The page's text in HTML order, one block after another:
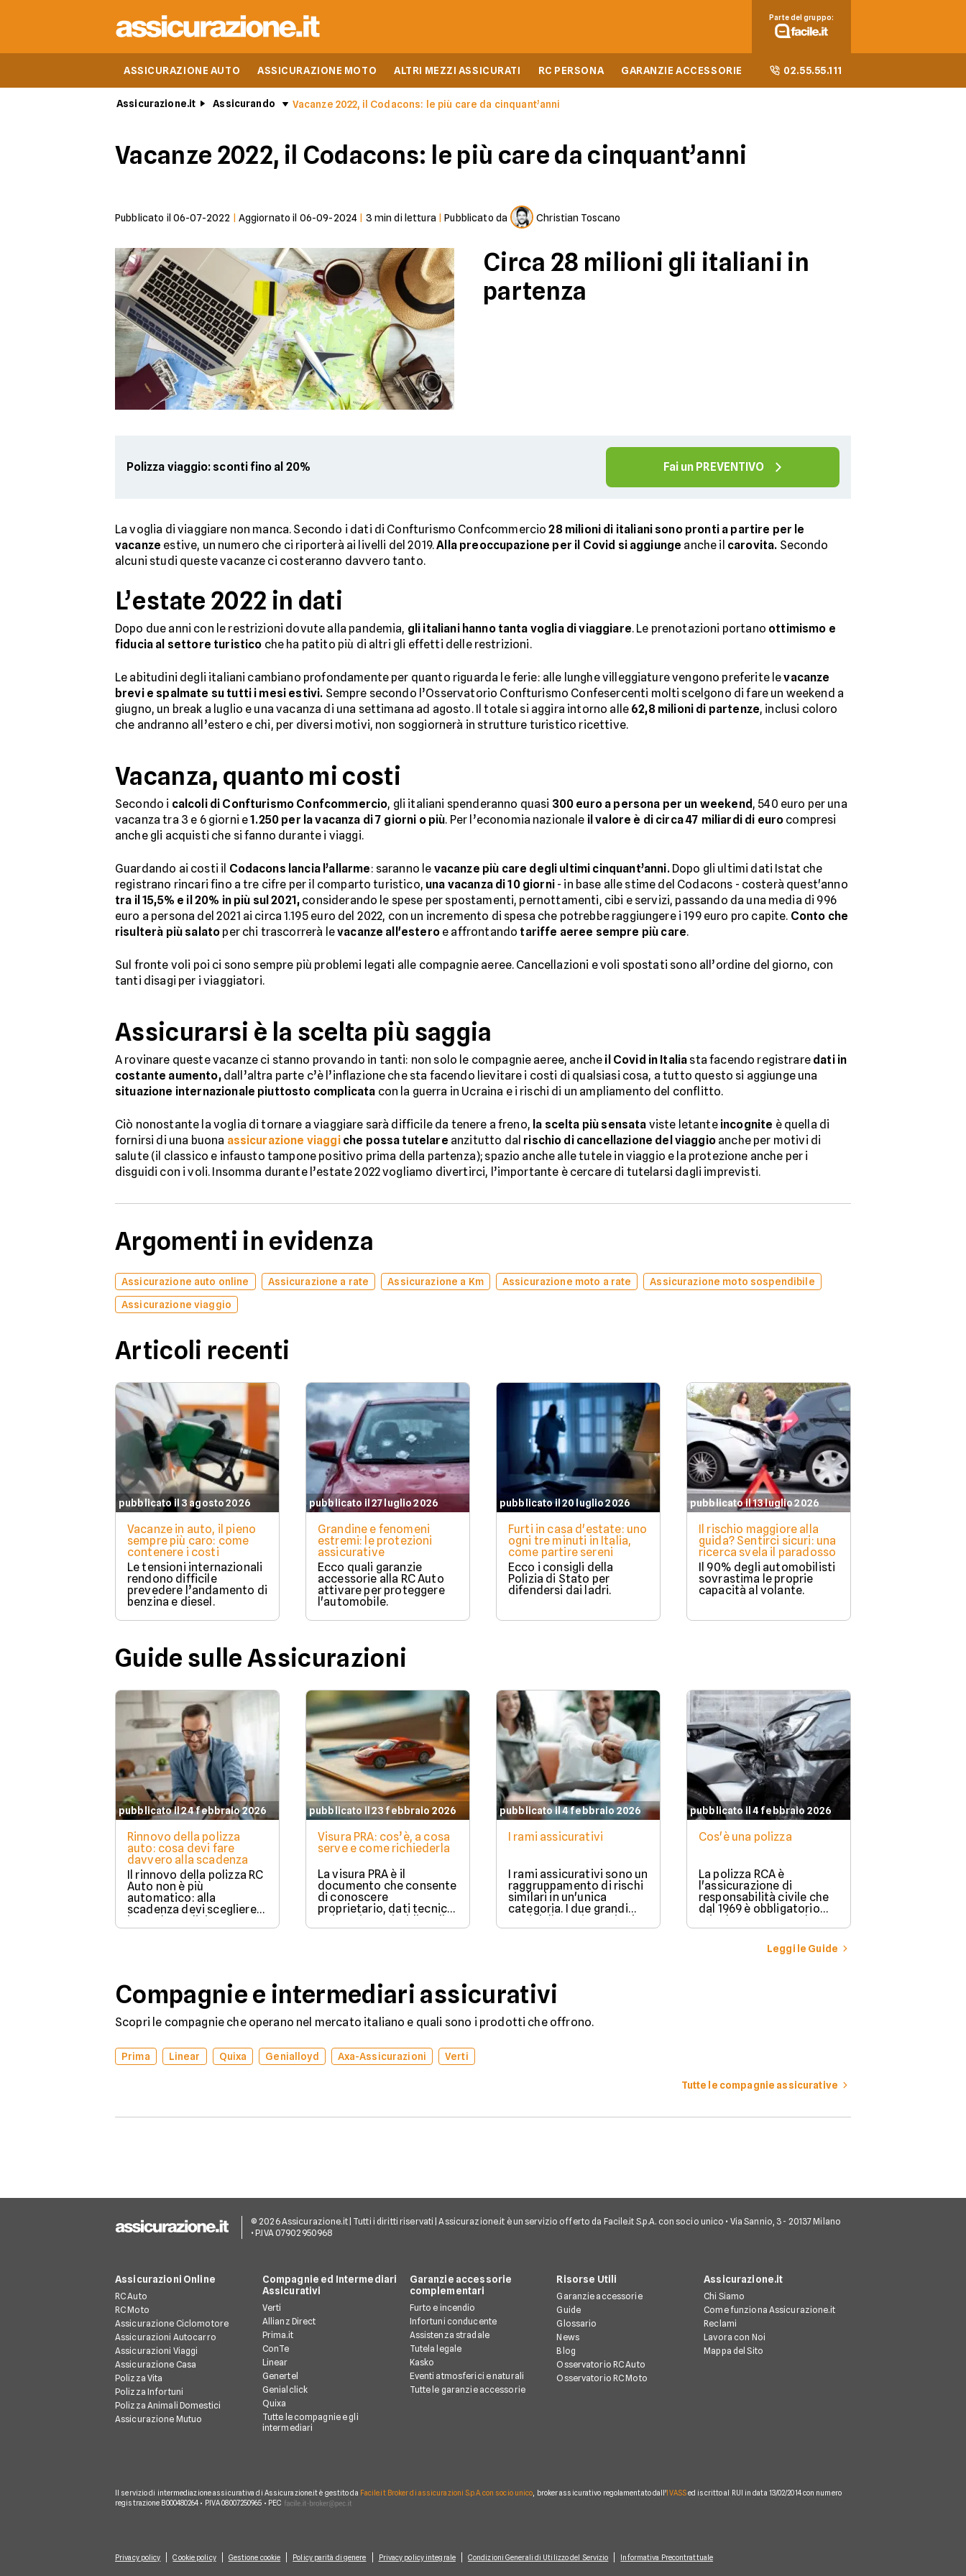
ASSICURAZIONE AUTO ASSICURAZIONE MOTO ALTRI MEZZI ASSICURATI RC PERSONA GARANZIE ACCESSORIE 02.55.55.111
Parte del gruppo:
Assicurazione.it Assicurando Vacanze 2022, il Codacons: le più care da cinquant’anni
Vacanze 2022, il Codacons: le più care da cinquant’anni
Pubblicato il 06-07-2022 Aggiornato il 06-09-2024 3 min di lettura |Pubblicato da Christian Toscano
Circa 28 milioni gli italiani in
partenza
Polizza viaggio: sconti fino al 20% Fai un PREVENTIVO
La voglia di viaggiare non manca. Secondo i dati di Confturismo Confcommercio28 milioni di italiani sono pronti a partire per le
vacanze estive, un numero che ci riporterà ai livelli del 2019.Alla preoccupazione per il Covid si aggiunge anche il carovita. Secondo
alcuni studi queste vacanze ci costeranno davvero tanto.
L’estate 2022 in dati
Dopo due anni con le restrizioni dovute alla pandemia, gli italiani hanno tanta voglia di viaggiare. Le prenotazioni portano ottimismo e
fiducia al settore turistico che ha patito più di altri gli effetti delle restrizioni.
Le abitudini degli italiani cambiano profondamente per quanto riguarda le ferie: alle lunghe villeggiature vengono preferite levacanze
brevi e spalmate su tutti i mesi estivi. Sempre secondo l’Osservatorio Confturismo Confesercenti molti scelgono di fare un weekend a
giugno, un break a luglio e una vacanza di una settimana ad agosto. Il totale si aggira intorno alle 62,8 milioni di partenze, inclusi coloro
che andranno all’estero e chi, per diversi motivi, non soggiornerà in strutture turistico ricettive.
Vacanza, quanto mi costi
Secondo i calcoli di Confturismo Confcommercio, gli italiani spenderanno quasi 300 euro a persona per un weekend , 540 euro per una
vacanza tra 3 e 6 giorni e1.250 per la vacanza di 7 giorni o più. Per l’economia nazionale il valore è di circa 47 miliardi di euro compresi
anche gli acquisti che si fanno durante i viaggi.
Guardando ai costi il Codacons lancia l’allarme: saranno le vacanze più care degli ultimi cinquant’anni.Dopo gli ultimi dati Istat che
registrano rincari fino a tre cifre per il comparto turistico, una vacanza di 10 giorni- in base alle stime del Codacons - costerà quest'anno
tra il 15,5% e il 20% in più sul 2021, considerando le spese per spostamenti, pernottamenti, cibi e servizi, passando da una media di 996
euro a persona del 2021 ai circa 1.195 euro del 2022, con un incremento di spesa che potrebbe raggiungere i 199 euro pro capite. Conto che
risulterà più salato per chi trascorrerà levacanze all'esteroe affrontando tariffe aeree sempre più care.
Sul fronte voli poi ci sono sempre più problemi legati alle compagnie aeree. Cancellazioni e voli spostati sono all’ordine del giorno, con
tanti disagi per i viaggiatori.
Assicurarsi è la scelta più saggia
A rovinare queste vacanze ci stanno provando in tanti: non solo le compagnie aeree, anche il Covid in Italia sta facendo registrare dati in
costante aumento,dall’altra parte c’è l’inflazione che sta facendo lievitare i costi di qualsiasi cosa, a tutto questo si aggiunge una
situazione internazionale piuttosto complicata con la guerra in Ucraina e i rischi di un ampliamento del conflitto.
Ciò nonostante la voglia di tornare a viaggiare sarà difficile da tenere a freno, la scelta più sensata viste letante incognite è quella di
fornirsi di una buona assicurazione viaggiche possa tutelare anzitutto dal rischio di cancellazione del viaggioanche per motivi di
salute (il classico e infausto tampone positivo prima della partenza); spazio anche alle tutele in viaggio e la protezione anche per i
disguidi con i voli. Insomma durante l’estate 2022 vogliamo divertirci, l’importante è cercare di tutelarsi dagli imprevisti.
Argomenti in evidenza
Assicurazione auto online Assicurazione a rate Assicurazione a Km Assicurazione moto a rate
Assicurazione moto sospendibile
Assicurazione viaggio
Articoli recenti
pubblicato il 3 agosto 2026
Vacanze in auto, il pieno
sempre più caro: come
contenere i costi
Le tensioni internazionali
rendono difficile
prevedere l’andamento di
benzina e diesel.
pubblicato il 27 luglio 2026
Grandine e fenomeni
estremi: le protezioni
assicurative
Ecco quali garanzie
accessorie alla RC Auto
attivare per proteggere
l'automobile.
pubblicato il 20 luglio 2026
Furti in casa d'estate: uno
ogni tre minuti in Italia,
come partire sereni
Ecco i consigli della
Polizia di Stato per
difendersi dai ladri.
pubblicato il 13 luglio 2026
Il rischio maggiore alla
guida? Sentirci sicuri: una
ricerca svela il paradosso
Il 90% degli automobilisti
sovrastima le proprie
capacità al volante.
Guide sulle Assicurazioni
pubblicato il 24 febbraio 2026
Rinnovo della polizza
auto: cosa devi fare
davvero alla scadenza
Il rinnovo della polizza RC
Auto non è più
automatico: alla
scadenza devi scegliere
in modo esplicito se
rinnovare con la stessa
pubblicato il 23 febbraio 2026
Visura PRA: cos’è, a cosa
serve e come richiederla
La visura PRA è il
documento che consente
di conoscere
proprietario, dati tecnici
e situazione giuridica di
un veicolo iscritto al
pubblicato il 4 febbraio 2026
I rami assicurativi
I rami assicurativi sono un
raggruppamento di rischi
similari in un'unica
categoria. I due grandi
rami delle assicurazioni
sono il ramo danni e il
pubblicato il 4 febbraio 2026
Cos'è una polizza
La polizza RCA è
l'assicurazione di
responsabilità civile che
dal 1969 è obbligatorio
stipulare per possedere e
guidare in Italia un
veicolo a motore.Leggi le Guide
Compagnie e intermediari assicurativi
Scopri le compagnie che operano nel mercato italiano e quali sono i prodotti che offrono.
Prima Linear Quixa Genialloyd Axa-Assicurazioni Verti
Tutte le compagnie assicurative
© 2026 Assicurazione.it | Tutti i diritti riservati | Assicurazione.it è un servizio offerto da Facile.it S.p.A. con socio unico • Via Sannio, 3 - 20137 Milano
• P.IVA 07902950968
Assicurazioni Online
RC Auto
RC Moto
Assicurazione Ciclomotore
Assicurazioni Autocarro
Assicurazioni Viaggi
Assicurazione Casa
Polizza Vita
Polizza Infortuni
Polizza Animali Domestici
Assicurazione Mutuo
Compagnie ed Intermediari
Assicurativi
Verti
Allianz Direct
Prima.it
ConTe
Linear
Genertel
Genialclick
Quixa
Tutte le compagnie e gli
intermediari
Garanzie accessorie
complementari
Furto e incendio
Infortuni conducente
Assistenza stradale
Tutela legale
Kasko
Eventi atmosferici e naturali
Tutte le garanzie accessorie
Risorse Utili
Garanzie accessorie
Guide
Glossario
News
Blog
Osservatorio RC Auto
Osservatorio RC Moto
Assicurazione.it
Chi Siamo
Come funziona Assicurazione.it
Reclami
Lavora con Noi
Mappa del Sito
Il servizio di intermediazione assicurativa di Assicurazione.it è gestito da Facile.it Broker di assicurazioni S.p.A. con socio unico , broker assicurativo regolamentato dall' IVASSed iscritto al RUI in data 13/02/2014 con numero
registrazione B000480264 • P.IVA 08007250965 • PEC
Privacy policy Cookie policy Gestione cookie Policy parità di genere Privacy policy integrale Condizioni Generali di Utilizzo del Servizio Informativa Precontrattuale